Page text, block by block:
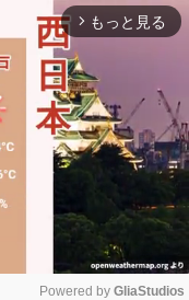
arrow_forward_ios もっと見る
Powered by GliaStudios